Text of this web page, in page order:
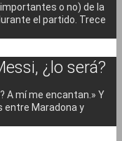
o no) de la
el partido. Trece
¿lo será?
A mí me encantan.» Y
entre Maradona y